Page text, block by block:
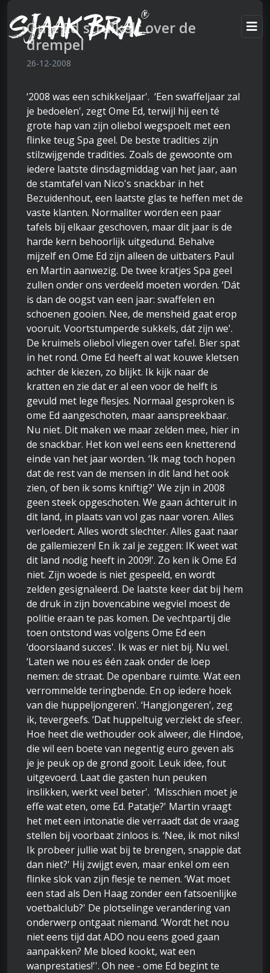
Ome Ed struikelt over de
drempel
26-12-2008
‘2008 was een schikkeljaar'. ‘Een swaffeljaar zal
je bedoelen', zegt Ome Ed, terwijl hij een té
grote hap van zijn oliebol wegspoelt met een
flinke teug Spa geel. De beste tradities zijn
stilzwijgende tradities. Zoals de gewoonte om
iedere laatste dinsdagmiddag van het jaar, aan
de stamtafel van Nico's snackbar in het
Bezuidenhout, een laatste glas te heffen met de
vaste klanten. Normaliter worden een paar
tafels bij elkaar geschoven, maar dit jaar is de
harde kern behoorlijk uitgedund. Behalve
mijzelf en Ome Ed zijn alleen de uitbaters Paul
en Martin aanwezig. De twee kratjes Spa geel
zullen onder ons verdeeld moeten worden. ‘Dát
is dan de oogst van een jaar: swaffelen en
schoenen gooien. Nee, de mensheid gaat erop
vooruit. Voortstumperde sukkels, dát zijn we'.
De kruimels oliebol vliegen over tafel. Bier spat
in het rond. Ome Ed heeft al wat kouwe kletsen
achter de kiezen, zo blijkt. Ik kijk naar de
kratten en zie dat er al een voor de helft is
gevuld met lege flesjes. Normaal gesproken is
ome Ed aangeschoten, maar aanspreekbaar.
Nu niet. Dit maken we maar zelden mee, hier in
de snackbar. Het kon wel eens een knetterend
einde van het jaar worden. ‘Ik mag toch hopen
dat de rest van de mensen in dit land het ook
zien, of ben ik soms kniftig?' We zijn in 2008
geen steek opgeschoten. We gaan áchteruit in
dit land, in plaats van vol gas naar voren. Alles
verloedert. Alles wordt slechter. Alles gaat naar
de gallemiezen! En ik zal je zeggen: IK weet wat
dit land nodig heeft in 2009!'. Zo ken ik Ome Ed
niet. Zijn woede is niet gespeeld, en wordt
zelden gesignaleerd. De laatste keer dat bij hem
de druk in zijn bovencabine wegviel moest de
politie eraan te pas komen. De vechtpartij die
toen ontstond was volgens Ome Ed een
‘doorslaand succes'. Ik was er niet bij. Nu wel.
‘Laten we nou es één zaak onder de loep
nemen: de straat. De openbare ruimte. Wat een
verrommelde teringbende. En op iedere hoek
van die huppeljongeren'. ‘Hangjongeren', zeg
ik, tevergeefs. ‘Dat huppeltuig verziekt de sfeer.
Hoe heet die wethouder ook alweer, die Hindoe,
die wil een boete van negentig euro geven als
je je peuk op de grond gooit. Leuk idee, fout
uitgevoerd. Laat die gasten hun peuken
inslikken, werkt veel beter'. ‘Misschien moet je
effe wat eten, ome Ed. Patatje?' Martin vraagt
het met een intonatie die verraadt dat de vraag
stellen bij voorbaat zinloos is. ‘Nee, ik mot niks!
Ik probeer jullie wat bij te brengen, snappie dat
dan niet?' Hij zwijgt even, maar enkel om een
flinke slok van zijn flesje te nemen. ‘Wat moet
een stad als Den Haag zonder een fatsoenlijke
voetbalclub?' De plotselinge verandering van
onderwerp ontgaat niemand. ‘Wordt het nou
niet eens tijd dat ADO nou eens goed gaan
aanpakken? Me bloed kookt, wat een
wanprestaties!''. Oh nee - ome Ed begint te